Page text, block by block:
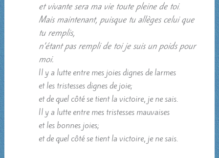
et vivante sera ma vie toute pleine de toi.
Mais maintenant, puisque tu allèges celui que
tu remplis,
n’étant pas rempli de toi je suis un poids pour
moi.
Il y a lutte entre mes joies dignes de larmes
et les tristesses dignes de joie;
et de quel côté se tient la victoire, je ne sais.
Il y a lutte entre mes tristesses mauvaises
et les bonnes joies;
et de quel côté se tient la victoire, je ne sais.